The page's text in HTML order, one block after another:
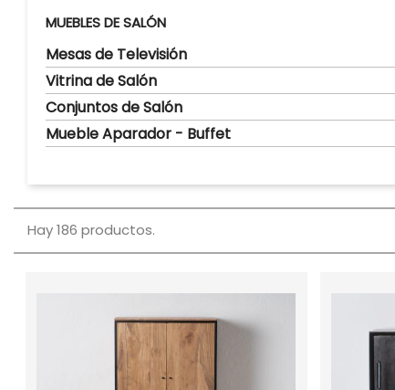
MUEBLES DE SALÓN
Mesas de Televisión
Vitrina de Salón
Conjuntos de Salón
Mueble Aparador - Buffet
Hay 186 productos.